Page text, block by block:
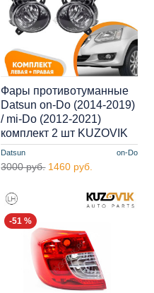
Datsun on-Do
Фары противотуманные
Datsun on-Do (2014-2019)
/ mi-Do (2012-2021)
комплект 2 шт KUZOVIK
3000 руб. 1460 руб.
-51 %